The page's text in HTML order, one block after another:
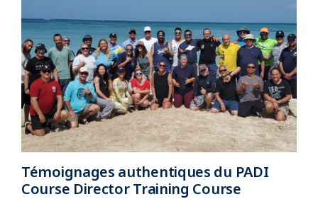
Témoignages authentiques du PADI
Course Director Training Course